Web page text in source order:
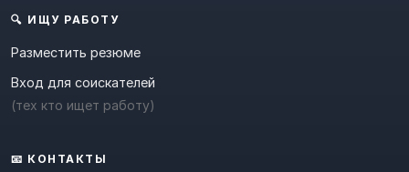
🔍 ИЩУ РАБОТУ
Разместить резюме
Вход для соискателей
(тех кто ищет работу)
📧 КОНТАКТЫ